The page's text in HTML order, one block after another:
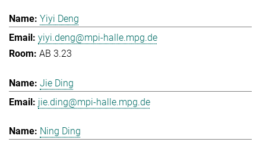
Yiyi Deng
yiyi.deng@mpi-halle.mpg.de
AB 3.23
Jie Ding
jie.ding@mpi-halle.mpg.de
Ning Ding